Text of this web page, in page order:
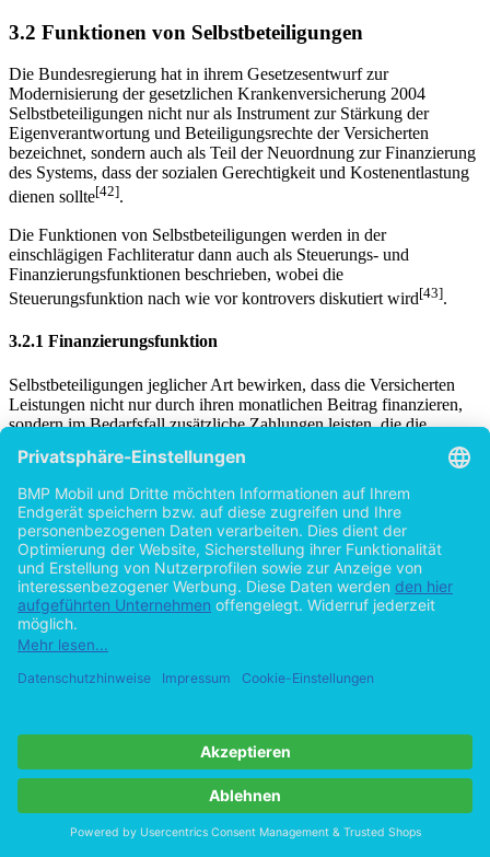
3.2 Funktionen von Selbstbeteiligungen
Die Bundesregierung hat in ihrem Gesetzesentwurf zur
Modernisierung der gesetzlichen Krankenversicherung 2004
Selbstbeteiligungen nicht nur als Instrument zur Stärkung der
Eigenverantwortung und Beteiligungsrechte der Versicherten
bezeichnet, sondern auch als Teil der Neuordnung zur Finanzierung
des Systems, dass der sozialen Gerechtigkeit und Kostenentlastung
dienen sollte[42].
Die Funktionen von Selbstbeteiligungen werden in der
einschlägigen Fachliteratur dann auch als Steuerungs- und
Finanzierungsfunktionen beschrieben, wobei die
Steuerungsfunktion nach wie vor kontrovers diskutiert wird[43].
3.2.1 Finanzierungsfunktion
Selbstbeteiligungen jeglicher Art bewirken, dass die Versicherten
Leistungen nicht nur durch ihren monatlichen Beitrag finanzieren,
sondern im Bedarfsfall zusätzliche Zahlungen leisten, die die
Ausgabenseite der gesetzlichen Krankenversicherung entlasten. Die
Kostenlast wird durch Selbstbeteiligungen zu Ungunsten der
Versicherten verschoben. Dies steht dem Gedanken der paritätischen
Finanzierung grundsätzlich entgegen, wird jedoch als notwendig
erachtet, um die ausreichende Finanzierung des Systems unter
Berücksichtigung der sozialpolitischen Zusammenhänge
sicherstellen zu können[44].
Die markanten finanziellen Defizite der GKV in den Jahren vor dem
GKV-Wettbewerbs­stärkungsgesetz 2004 bestätigten eine sich
zuspitzende Finanzsituation seitens der Kassen u.a. bedingt durch
2.680 € pro Kopf waren es im Jahr 2003 bereits 2.840 €
Abbildung in dieser Leseprobe nicht enthalten
Quelle: eigene Darstellung nach Statistisches Bundesamt 2013.
Die entlastende Funktion der Zuzahlungen zeigte sich in der